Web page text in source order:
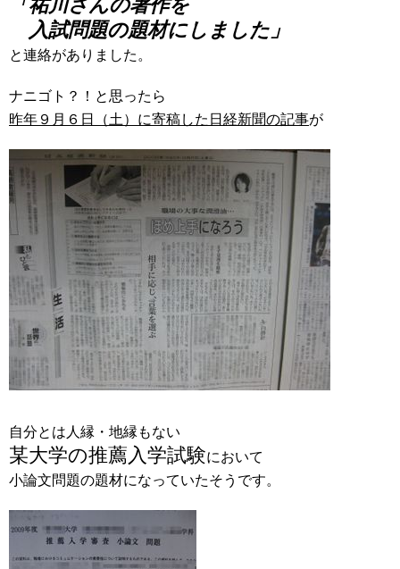
「祐川さんの著作を
入試問題の題材にしました」
と連絡がありました。
ナニゴト？！と思ったら
昨年９月６日（土）に寄稿した日経新聞の記事が
自分とは人縁・地縁もない
某大学の推薦入学試験において
小論文問題の題材になっていたそうです。